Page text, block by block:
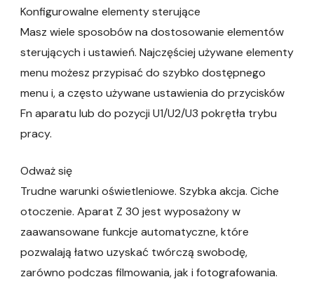
Konfigurowalne elementy sterujące
Masz wiele sposobów na dostosowanie elementów
sterujących i ustawień. Najczęściej używane elementy
menu możesz przypisać do szybko dostępnego
menu i, a często używane ustawienia do przycisków
Fn aparatu lub do pozycji U1/U2/U3 pokrętła trybu
pracy.
Odważ się
Trudne warunki oświetleniowe. Szybka akcja. Ciche
otoczenie. Aparat Z 30 jest wyposażony w
zaawansowane funkcje automatyczne, które
pozwalają łatwo uzyskać twórczą swobodę,
zarówno podczas filmowania, jak i fotografowania.